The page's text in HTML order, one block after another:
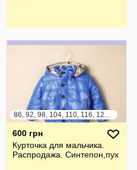
86, 92, 98, 104, 110, 116, 122, 128
600 грн
Курточка для мальчика.
Распродажа. Синтепон,пух